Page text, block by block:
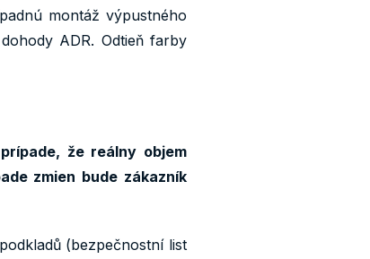
montáž výpustného
ADR. Odtieň farby
že reálny objem
zmien bude zákazník
(bezpečnostní list